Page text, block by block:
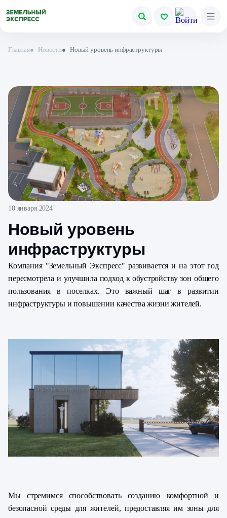
Главная● Новости● Новый уровень инфраструктуры
10 января 2024
Новый уровень
инфраструктуры
Компания "Земельный Экспресс" развивается и на этот год
пересмотрела и улучшила подход к обустройству зон общего
пользования в поселках. Это важный шаг в развитии
инфраструктуры и повышении качества жизни жителей.
Мы стремимся способствовать созданию комфортной и
безопасной среды для жителей, предоставляя им зоны для